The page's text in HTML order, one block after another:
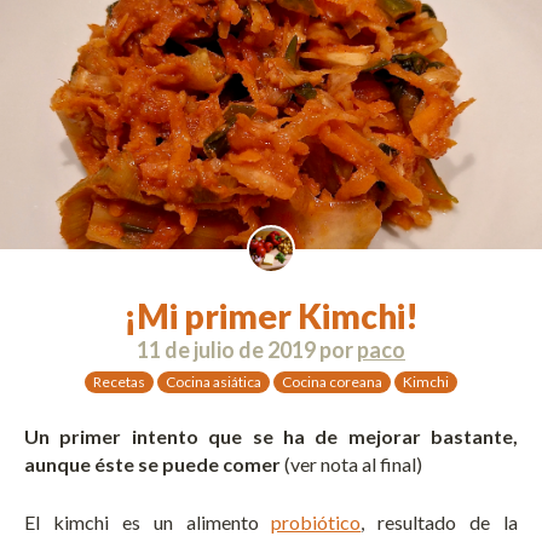
¡Mi primer Kimchi!
11 de julio de 2019porpaco
Recetas Cocina asiática Cocina coreana Kimchi
Un primer intento que se ha de mejorar bastante,
aunque éste se puede comer(ver nota al final)
El kimchi es un alimentoprobiótico, resultado de la